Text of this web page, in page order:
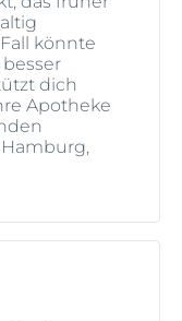
könnte
dich
Apotheke